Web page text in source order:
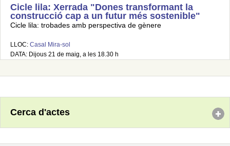
Cicle lila: Xerrada "Dones transformant la
construcció cap a un futur més sostenible"
Cicle lila: trobades amb perspectiva de gènere
LLOC: Casal Mira-sol
DATA: Dijous 21 de maig, a les 18.30 h
Cerca d'actes